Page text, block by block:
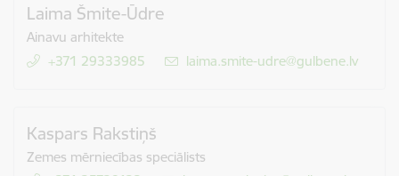
Laima Šmite-Ūdre
Ainavu arhitekte
+371 29333985
E-pasts:
laima.smite-udre@gulbene.lv
Kaspars Rakstiņš
Zemes mērniecības speciālists